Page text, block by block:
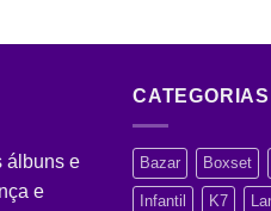
álbuns e
e
CATEGORIAS
Bazar Boxset
Infantil K7